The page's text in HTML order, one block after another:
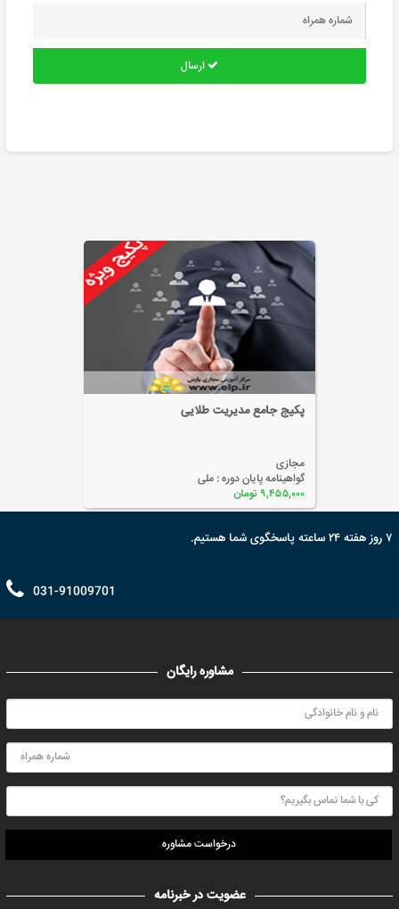
ارسال
پکیج جامع مدیریت طلایی
مجازی
گواهینامه پایان دوره : ملی
۹,۴۵۵,۰۰۰ تومان
۷ روز هفته ۲۴ ساعته پاسخگوی شما هستیم.
031-91009701
مشاوره رایگان
درخواست مشاوره
عضویت در خبرنامه